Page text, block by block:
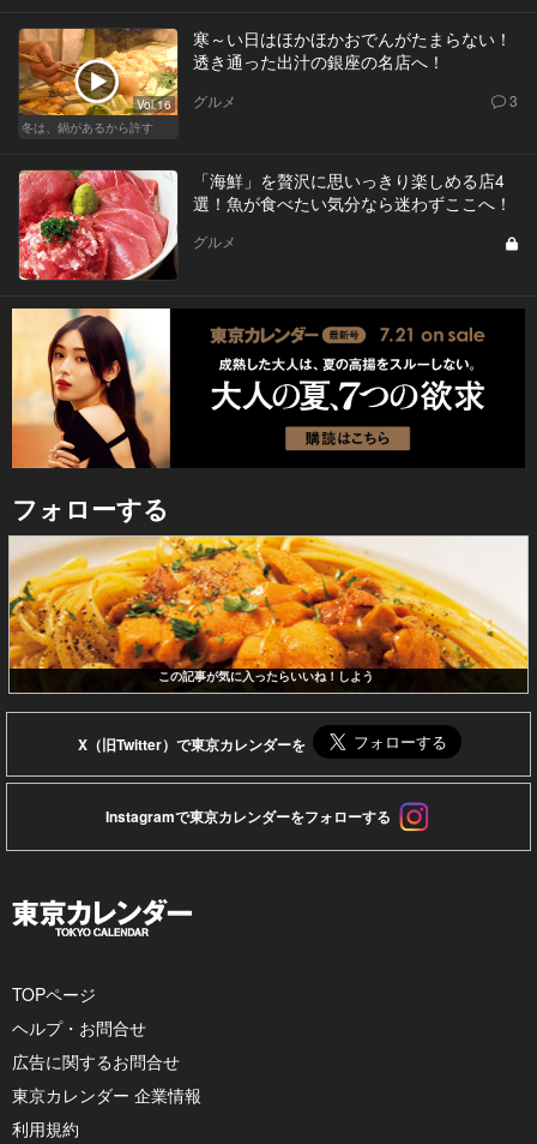
Vol.16
冬は、鍋があるから許す
寒～い日はほかほかおでんがたまらない！
透き通った出汁の銀座の名店へ！
グルメ 3
「海鮮」を贅沢に思いっきり楽しめる店4
選！魚が食べたい気分なら迷わずここへ！
グルメ
フォローする
この記事が気に入ったらいいね！しよう
X（旧Twitter）で東京カレンダーを
Instagramで東京カレンダーをフォローする
TOPページ
ヘルプ・お問合せ
広告に関するお問合せ
東京カレンダー 企業情報
利用規約